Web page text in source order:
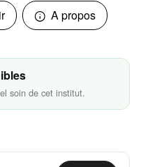
A propos
soin de cet institut.